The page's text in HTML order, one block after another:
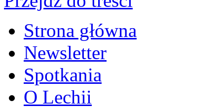
Strona główna
Newsletter
Spotkania
O Lechii